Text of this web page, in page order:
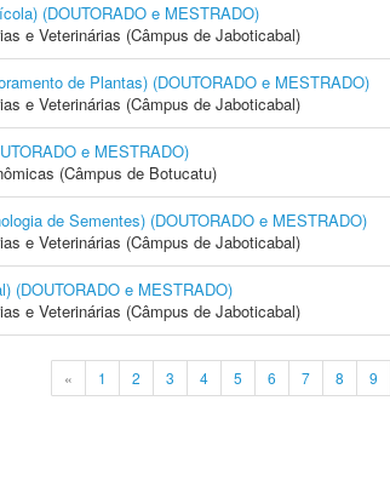
(DOUTORADO e MESTRADO)
e Veterinárias (Câmpus de Jaboticabal)
de Plantas) (DOUTORADO e MESTRADO)
e Veterinárias (Câmpus de Jaboticabal)
e MESTRADO)
(Câmpus de Botucatu)
de Sementes) (DOUTORADO e MESTRADO)
e Veterinárias (Câmpus de Jaboticabal)
(DOUTORADO e MESTRADO)
e Veterinárias (Câmpus de Jaboticabal)
« 1 2 3 4 5 6 7 8 9